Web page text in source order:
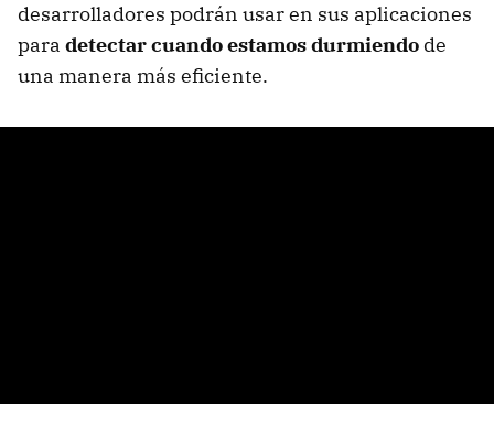
desarrolladores podrán usar en sus aplicaciones
para detectar cuando estamos durmiendo de
una manera más eficiente.